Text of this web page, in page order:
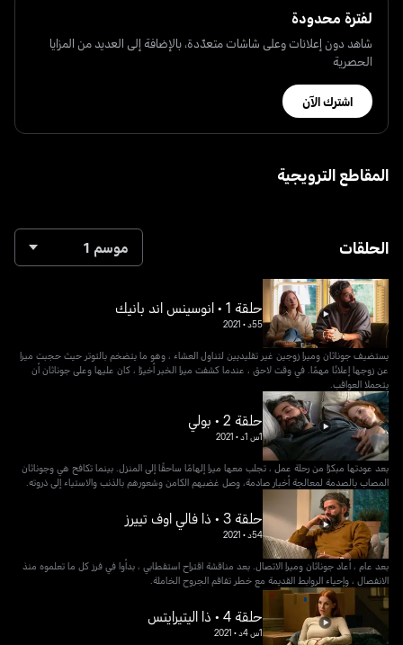
لفترة محدودة
شاهد دون إعلانات وعلى شاشات متعدّدة، بالإضافة إلى العديد من المزايا
الحصرية
اشترك الآن
المقاطع الترويجية
الحلقات موسم 1
حلقة 1 • انوسينس اند بانيك
55د •
2021
يستضيف جوناثان وميرا زوجين غير تقليديين لتناول العشاء ، وهو ما يتضخم بالتوتر حيث حجبت ميرا
عن زوجها إعلانًا مهمًا. في وقت لاحق ، عندما كشفت ميرا الخبر أخيرًا ، كان عليها وعلى جوناثان أن
يتحملا العواقب.
حلقة 2 • بولي
1س 1د •
2021
بعد عودتها مبكرًا من رحلة عمل ، تجلب معها ميرا إلهامًا ساحقًا إلى المنزل. بينما تكافح هي وجوناثان
المصاب بالصدمة لمعالجة أخبار صادمة، وصل غضبهم الكامن وشعورهم بالذنب والاستياء إلى ذروته.
حلقة 3 • ذا فالي اوف تييرز
54د •
2021
بعد عام ، أعاد جوناثان وميرا الاتصال. بعد مناقشة اقتراح استقطابي ، بدأوا في فرز كل ما تعلموه منذ
الانفصال ، وإحياء الروابط القديمة مع خطر تفاقم الجروح الخاملة.
حلقة 4 • ذا اليتيرايتس
1س 4د •
2021